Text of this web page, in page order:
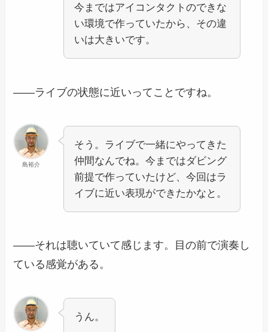
今まではアイコンタクトのできな
い環境で作っていたから、その違
いは大きいです。
――ライブの状態に近いってことですね。
島裕介
そう。ライブで一緒にやってきた
仲間なんでね。今まではダビング
前提で作っていたけど、今回はラ
イブに近い表現ができたかなと。
――それは聴いていて感じます。目の前で演奏し
ている感覚がある。
うん。